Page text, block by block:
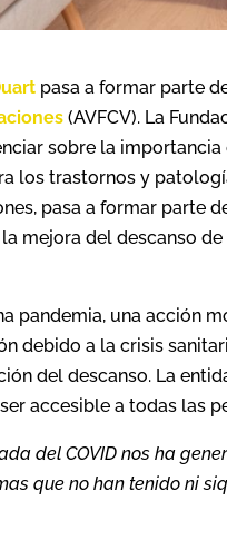
pasa a formar parte
(AVFCV). La
sobre la
los trastornos y
pasa a formar parte
mejora del descanso
pandemia, una acción
debido a la crisis
del descanso. La
accesible a todas las
del COVID nos ha
que no han tenido ni